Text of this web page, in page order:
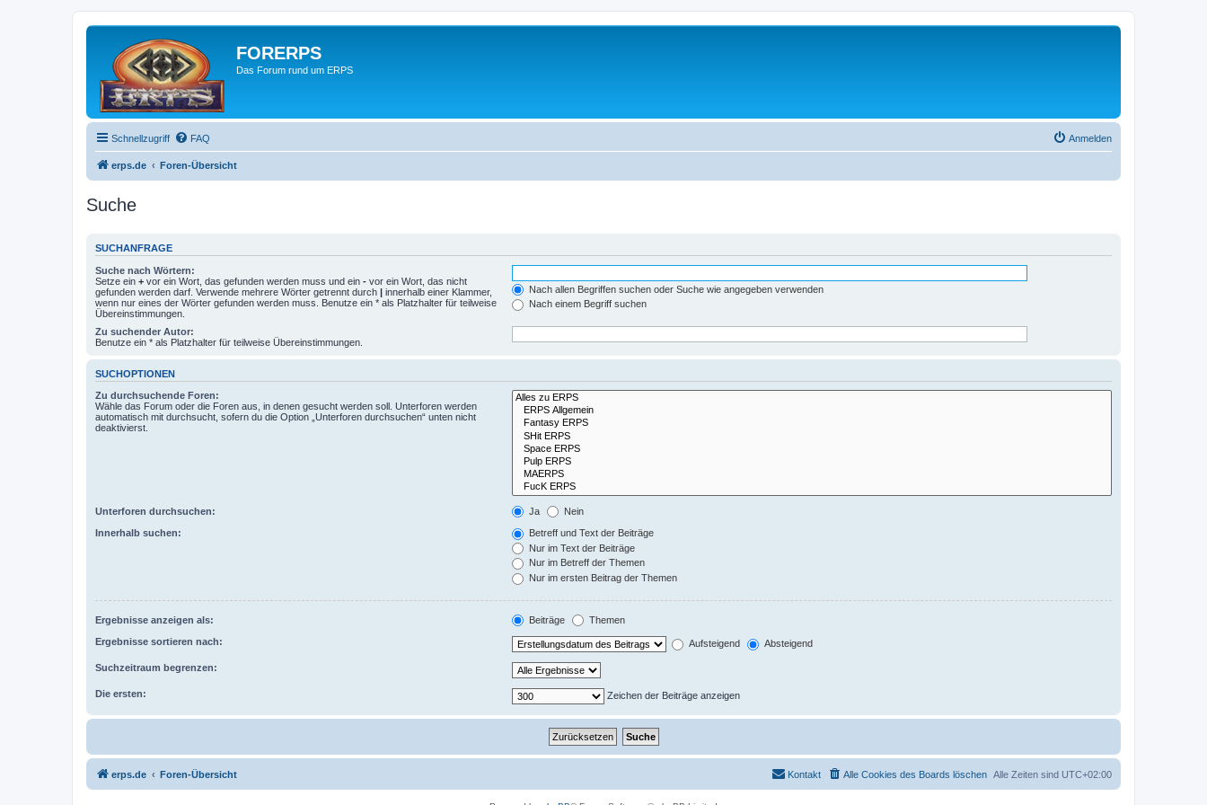
FORERPS
Das Forum rund um ERPS
Schnellzugriff FAQ Anmelden
erps.de Foren-Übersicht
Suche
SUCHANFRAGE
Suche nach Wörtern:
Setze ein + vor ein Wort, das gefunden werden muss und ein - vor ein Wort, das nicht
gefunden werden darf. Verwende mehrere Wörter getrennt durch | innerhalb einer Klammer,
wenn nur eines der Wörter gefunden werden muss. Benutze ein * als Platzhalter für teilweise
Übereinstimmungen.
Nach allen Begriffen suchen oder Suche wie angegeben verwenden
Nach einem Begriff suchen
Zu suchender Autor:
Benutze ein * als Platzhalter für teilweise Übereinstimmungen.
SUCHOPTIONEN
Zu durchsuchende Foren:
Wähle das Forum oder die Foren aus, in denen gesucht werden soll. Unterforen werden
automatisch mit durchsucht, sofern du die Option „Unterforen durchsuchen“ unten nicht
deaktivierst.
Unterforen durchsuchen: Ja Nein
Innerhalb suchen:
Betreff und Text der Beiträge
Nur im Text der Beiträge
Nur im Betreff der Themen
Nur im ersten Beitrag der Themen
Ergebnisse anzeigen als: Beiträge Themen
Ergebnisse sortieren nach: Aufsteigend Absteigend
Suchzeitraum begrenzen:
Die ersten: Zeichen der Beiträge anzeigen
erps.de Foren-Übersicht Alle Zeiten sind UTC+02:00
Alle Cookies des Boards löschen
Kontakt